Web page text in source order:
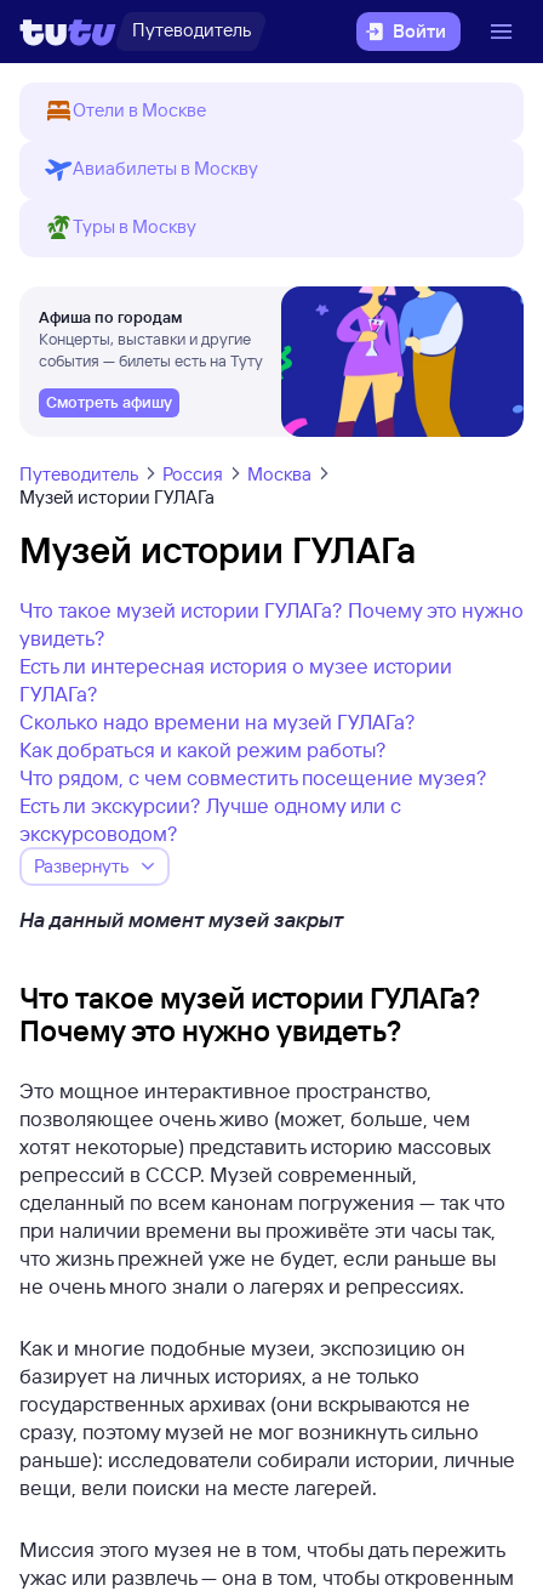
Путеводитель Войти
Отели в Москве
Авиабилеты в Москву
Туры в Москву
Афиша по городам
Концерты, выставки и другие
события — билеты есть на Туту
Смотреть афишу
Путеводитель Россия
Москва
Музей истории ГУЛАГа
Музей истории ГУЛАГа
Что такое музей истории ГУЛАГа? Почему это нужно
увидеть?
Есть ли интересная история о музее истории
ГУЛАГа?
Сколько надо времени на музей ГУЛАГа?
Как добраться и какой режим работы?
Что рядом, с чем совместить посещение музея?
Есть ли экскурсии? Лучше одному или с
экскурсоводом?
Развернуть
На данный момент музей закрыт
Что такое музей истории ГУЛАГа?
Почему это нужно увидеть?
Это мощное интерактивное пространство,
позволяющее очень живо (может, больше, чем
хотят некоторые) представить историю массовых
репрессий в СССР. Музей современный,
сделанный по всем канонам погружения — так что
при наличии времени вы проживёте эти часы так,
что жизнь прежней уже не будет, если раньше вы
не очень много знали о лагерях и репрессиях.
Как и многие подобные музеи, экспозицию он
базирует на личных историях, а не только
государственных архивах (они вскрываются не
сразу, поэтому музей не мог возникнуть сильно
раньше): исследователи собирали истории, личные
вещи, вели поиски на месте лагерей.
Миссия этого музея не в том, чтобы дать пережить
ужас или развлечь — она в том, чтобы откровенным